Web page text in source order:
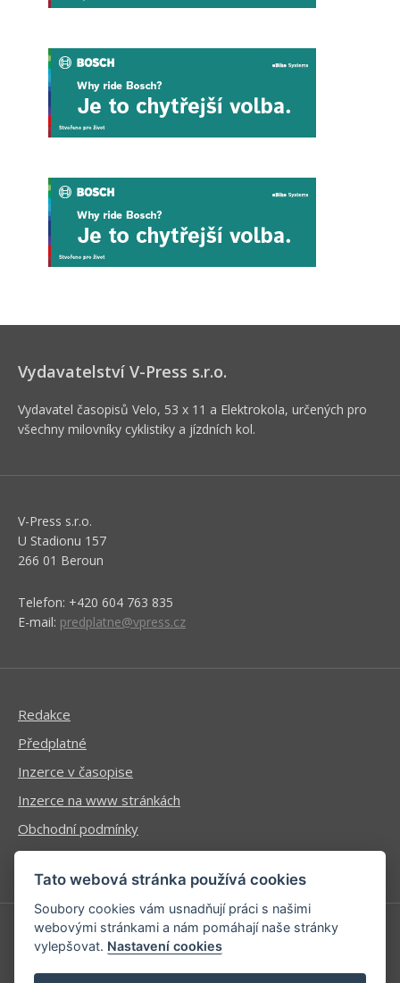
Vydavatelství V-Press s.r.o.
Vydavatel časopisů Velo, 53 x 11 a Elektrokola, určených pro
všechny milovníky cyklistiky a jízdních kol.
V-Press s.r.o.
U Stadionu 157
266 01 Beroun
Telefon: +420 604 763 835
E-mail: predplatne@vpress.cz
Redakce
Předplatné
Inzerce v časopise
Inzerce na www stránkách
Obchodní podmínky
Ochrana osobních údajů
Příhlášení | Registrace
Kontaktní informace
Tato webová stránka používá cookies
Soubory cookies vám usnadňují práci s našimi
webovými stránkami a nám pomáhají naše stránky
vylepšovat. Nastavení cookies